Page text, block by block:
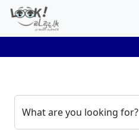
What are you looking for?